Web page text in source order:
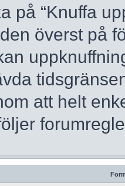
på “Knuffa
överst på
att helt